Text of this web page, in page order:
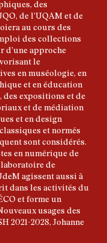
des
de l’UQAM et de
au cours des
des collections
d’une approche
le
en muséologie, en
et en éducation
des expositions et de
et de médiation
et en design
et normés
sont considérés.
en numérique de
laboratoire de
agissent aussi à
dans les activités du
et forme un
usages des
2021-2028, Johanne